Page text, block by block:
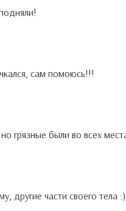
сам помоюсь!!!
грязные были во всех
части своего тела